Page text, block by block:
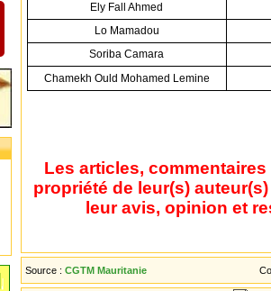
Ely Fall Ahmed
Lo Mamadou
Soriba Camara
Chamekh Ould Mohamed Lemine
Les articles,
propriété de leur(s)
leur avis, opinion et
Source : CGTM Mauritanie